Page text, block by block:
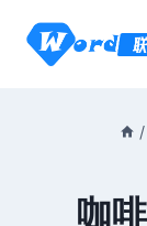
/
咖